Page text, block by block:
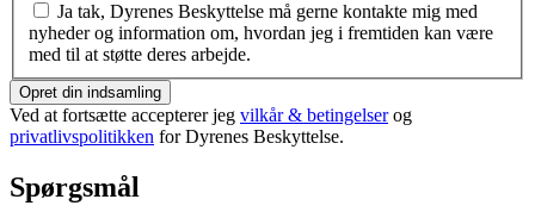
Ja tak, Dyrenes Beskyttelse må gerne kontakte mig med
nyheder og information om, hvordan jeg i fremtiden kan være
med til at støtte deres arbejde.
Opret din indsamling
Ved at fortsætte accepterer jeg vilkår & betingelserog
privatlivspolitikken for Dyrenes Beskyttelse.
Spørgsmål